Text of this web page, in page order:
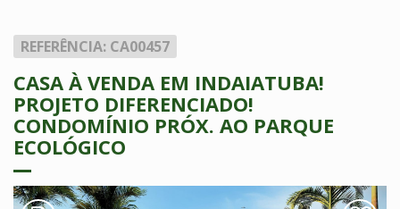
REFERÊNCIA: CA00457
CASA À VENDA EM INDAIATUBA!
PROJETO DIFERENCIADO!
CONDOMÍNIO PRÓX. AO PARQUE
ECOLÓGICO